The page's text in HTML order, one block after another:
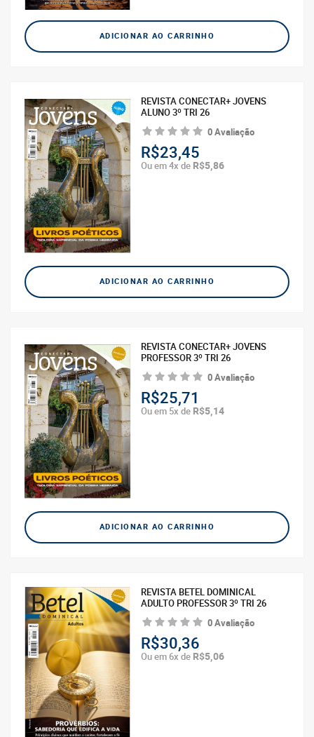
ADICIONAR AO CARRINHO
REVISTA CONECTAR+ JOVENS
ALUNO 3º TRI 26
0 Avaliação
R$23,45
Ou em 4x de R$5,86
ADICIONAR AO CARRINHO
REVISTA CONECTAR+ JOVENS
PROFESSOR 3º TRI 26
0 Avaliação
R$25,71
Ou em 5x de R$5,14
ADICIONAR AO CARRINHO
REVISTA BETEL DOMINICAL
ADULTO PROFESSOR 3º TRI 26
0 Avaliação
R$30,36
Ou em 6x de R$5,06